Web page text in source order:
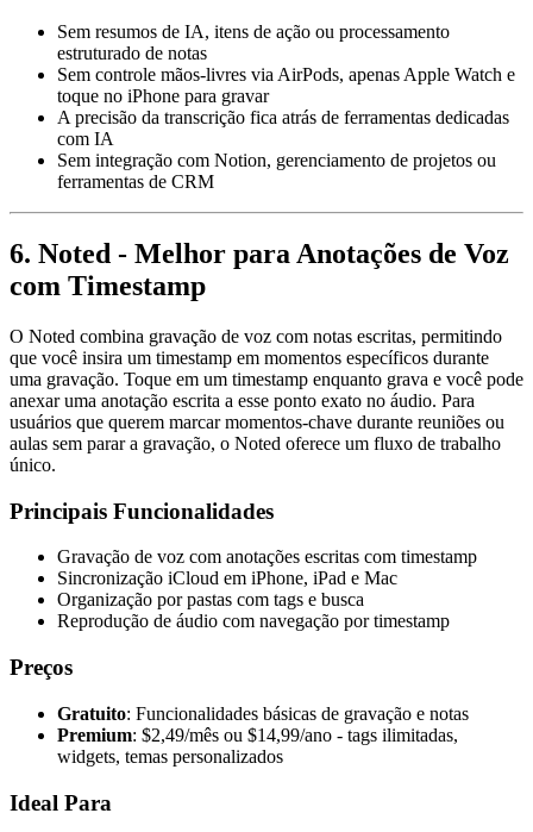
Sem resumos de IA, itens de ação ou processamento
estruturado de notas
Sem controle mãos-livres via AirPods, apenas Apple Watch e
toque no iPhone para gravar
A precisão da transcrição fica atrás de ferramentas dedicadas
com IA
Sem integração com Notion, gerenciamento de projetos ou
ferramentas de CRM
6. Noted - Melhor para Anotações de Voz
com Timestamp
O Noted combina gravação de voz com notas escritas, permitindo
que você insira um timestamp em momentos específicos durante
uma gravação. Toque em um timestamp enquanto grava e você pode
anexar uma anotação escrita a esse ponto exato no áudio. Para
usuários que querem marcar momentos-chave durante reuniões ou
aulas sem parar a gravação, o Noted oferece um fluxo de trabalho
único.
Principais Funcionalidades
Gravação de voz com anotações escritas com timestamp
Sincronização iCloud em iPhone, iPad e Mac
Organização por pastas com tags e busca
Reprodução de áudio com navegação por timestamp
Preços
Gratuito: Funcionalidades básicas de gravação e notas
Premium: $2,49/mês ou $14,99/ano - tags ilimitadas,
widgets, temas personalizados
Ideal Para